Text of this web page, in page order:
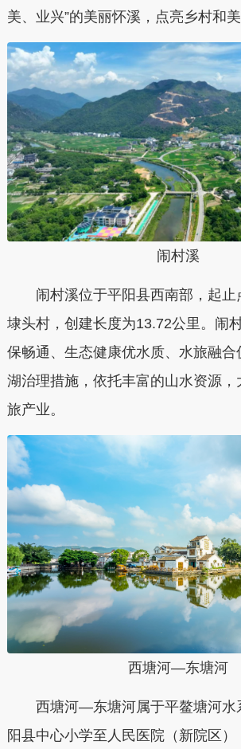
美、业兴”的美丽怀溪，点亮乡村和美
闹村溪
闹村溪位于平阳县西南部，起止
埭头村，创建长度为13.72公里。闹
保畅通、生态健康优水质、水旅融
湖治理措施，依托丰富的山水资源，
旅产业。
西塘河—东塘河
西塘河—东塘河属于平鳌塘河水
阳县中心小学至人民医院（新院区